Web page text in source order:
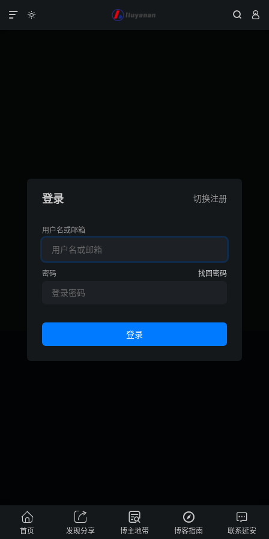
  

© 2010-2026刘延安博客 鄂ICP备18013980号
切换注册
登录
用户名或邮箱
找回密码
密码

首页

发现分享

博主地带

博客指南

联系延安